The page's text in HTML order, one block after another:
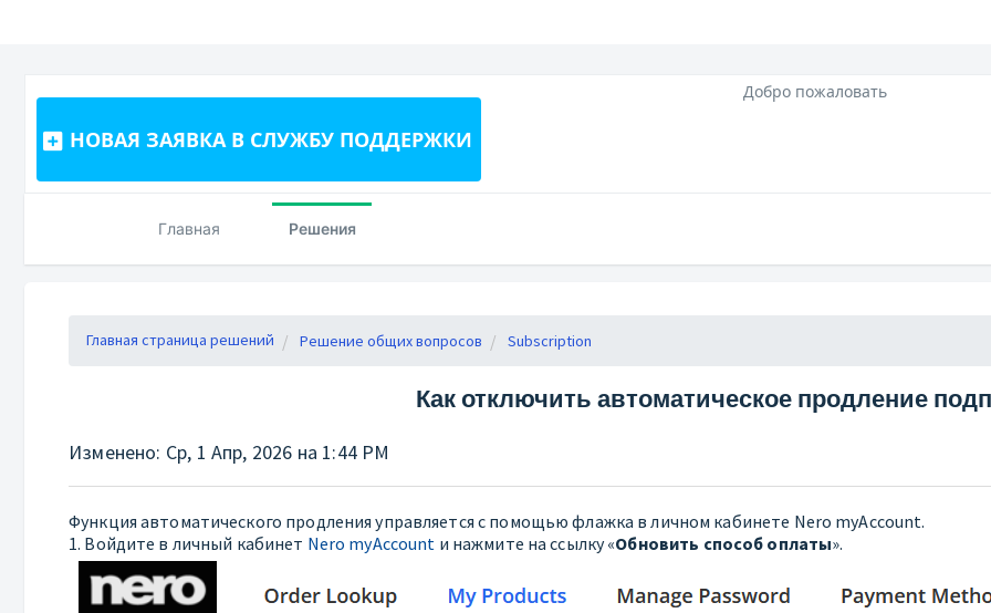
НОВАЯ ЗАЯВКА В СЛУЖБУ ПОДДЕРЖКИ
Добро пожаловать
Главная Решения
Главная страница решений Решение общих вопросов Subscription
Как отключить автоматическое продление
Изменено: Ср, 1 Апр, 2026 на 1:44 PM
Функция автоматического продления управляется с помощью флажка в личном кабинете Nero myAccount.
1. Войдите в личный кабинет Nero myAccount и нажмите на ссылку «Обновить способ оплаты».